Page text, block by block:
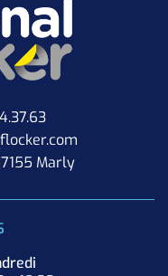
Marly